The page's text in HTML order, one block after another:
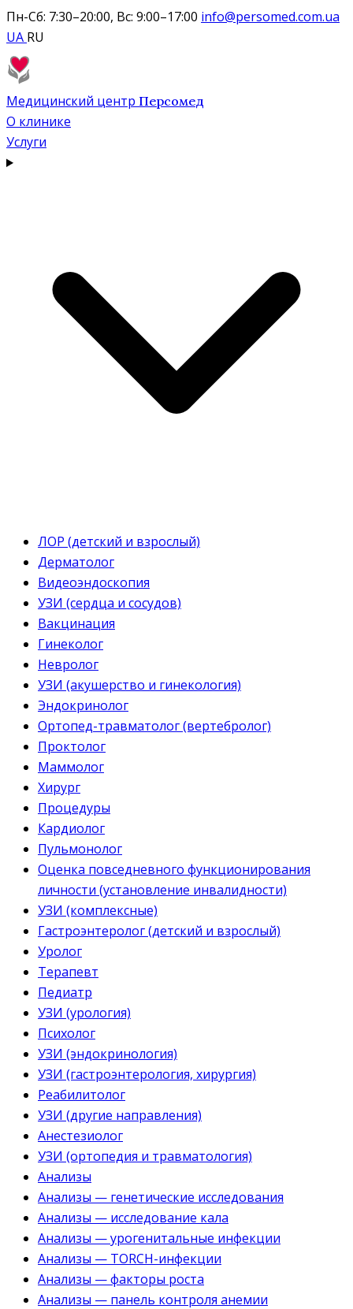
Пн-Сб: 7:30–20:00, Вс: 9:00–17:00 info@persomed.com.ua
UA RU
Медицинский центр Персомед
О клинике
Услуги
ЛОР (детский и взрослый)
Дерматолог
Видеоэндоскопия
УЗИ (сердца и сосудов)
Вакцинация
Гинеколог
Невролог
УЗИ (акушерство и гинекология)
Эндокринолог
Ортопед-травматолог (вертебролог)
Проктолог
Маммолог
Хирург
Процедуры
Кардиолог
Пульмонолог
Оценка повседневного функционирования
личности (установление инвалидности)
УЗИ (комплексные)
Гастроэнтеролог (детский и взрослый)
Уролог
Терапевт
Педиатр
УЗИ (урология)
Психолог
УЗИ (эндокринология)
УЗИ (гастроэнтерология, хирургия)
Реабилитолог
УЗИ (другие направления)
Анестезиолог
УЗИ (ортопедия и травматология)
Анализы
Анализы — генетические исследования
Анализы — исследование кала
Анализы — урогенитальные инфекции
Анализы — TORCH-инфекции
Анализы — факторы роста
Анализы — панель контроля анемии